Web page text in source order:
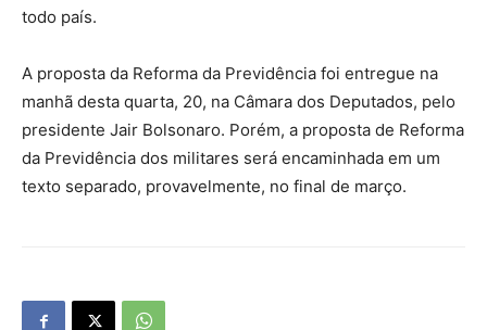
todo país.
A proposta da Reforma da Previdência foi entregue na
manhã desta quarta, 20, na Câmara dos Deputados, pelo
presidente Jair Bolsonaro. Porém, a proposta de Reforma
da Previdência dos militares será encaminhada em um
texto separado, provavelmente, no final de março.